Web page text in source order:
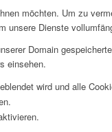
möchten. Um zu
unsere Dienste
Domain
einsehen.
wird und alle